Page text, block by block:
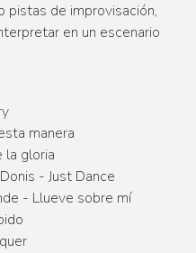
pistas de improvisación,
en un escenario
manera
la gloria
- Just Dance
- Llueve sobre mí